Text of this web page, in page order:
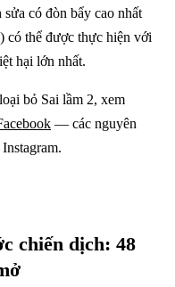
có đòn bẩy cao nhất
có thể được thực hiện với
hại lớn nhất.
bỏ Sai lầm 2, xem
— các nguyên
chiến dịch: 48